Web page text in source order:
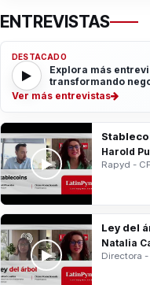
ENTREVISTAS
DESTACADO
Explora más
transformando
Ver más entrevistas
Harold
Rapyd -
Ley del
Natalia
Directora